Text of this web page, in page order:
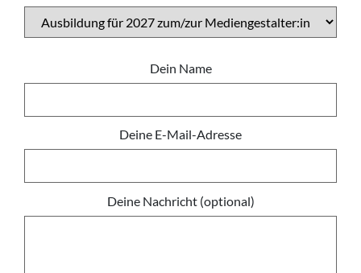
Dein Name
Deine E-Mail-Adresse
Deine Nachricht (optional)